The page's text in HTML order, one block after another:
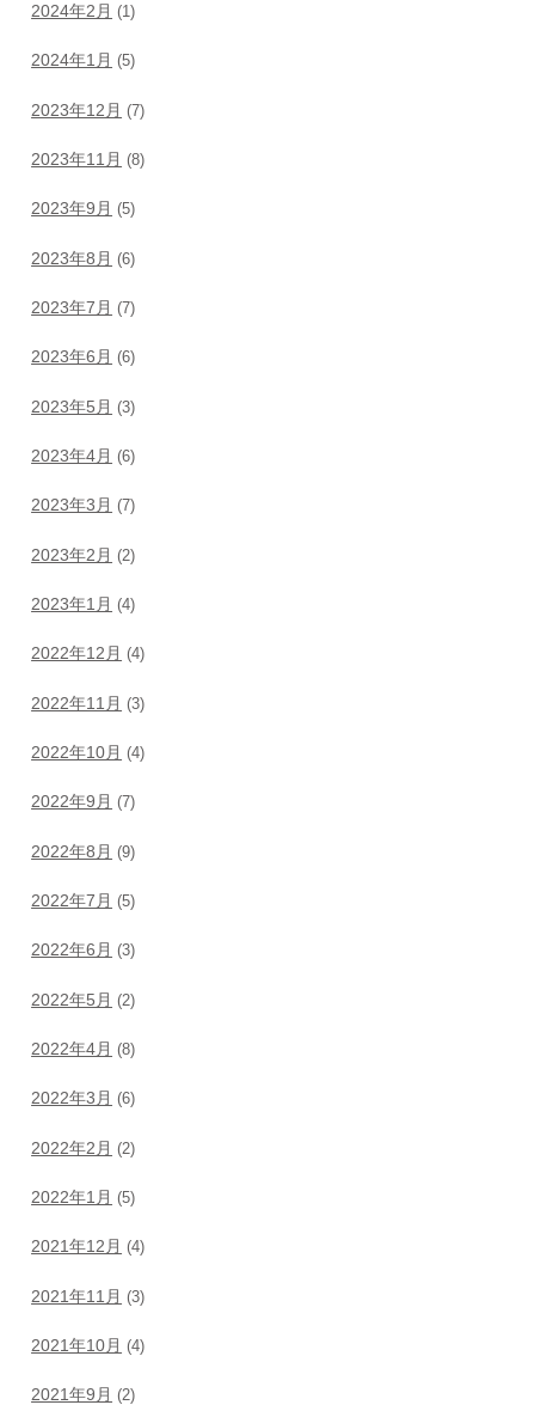
2024年2月 (1)
2024年1月 (5)
2023年12月 (7)
2023年11月 (8)
2023年9月 (5)
2023年8月 (6)
2023年7月 (7)
2023年6月 (6)
2023年5月 (3)
2023年4月 (6)
2023年3月 (7)
2023年2月 (2)
2023年1月 (4)
2022年12月 (4)
2022年11月 (3)
2022年10月 (4)
2022年9月 (7)
2022年8月 (9)
2022年7月 (5)
2022年6月 (3)
2022年5月 (2)
2022年4月 (8)
2022年3月 (6)
2022年2月 (2)
2022年1月 (5)
2021年12月 (4)
2021年11月 (3)
2021年10月 (4)
2021年9月 (2)